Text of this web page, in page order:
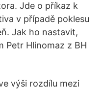
Jde o příkaz k
v případě poklesu
Jak ho nastavit,
Petr Hlinomaz z BH
výši rozdílu mezi